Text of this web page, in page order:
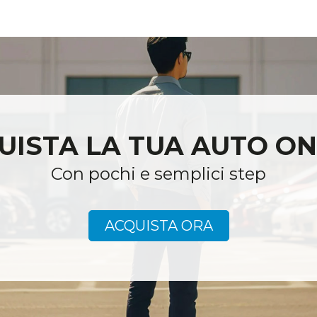
LA TUA AUTO
Con pochi e semplici step
ACQUISTA ORA